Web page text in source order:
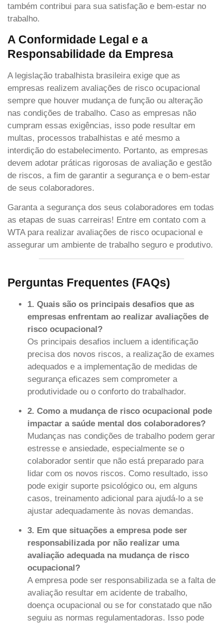
também contribui para sua satisfação e bem-estar no
trabalho.
A Conformidade Legal e a
Responsabilidade da Empresa
A legislação trabalhista brasileira exige que as
empresas realizem avaliações de risco ocupacional
sempre que houver mudança de função ou alteração
nas condições de trabalho. Caso as empresas não
cumpram essas exigências, isso pode resultar em
multas, processos trabalhistas e até mesmo a
interdição do estabelecimento. Portanto, as empresas
devem adotar práticas rigorosas de avaliação e gestão
de riscos, a fim de garantir a segurança e o bem-estar
de seus colaboradores.
Garanta a segurança dos seus colaboradores em todas
as etapas de suas carreiras! Entre em contato com a
WTA para realizar avaliações de risco ocupacional e
assegurar um ambiente de trabalho seguro e produtivo.
Perguntas Frequentes (FAQs)
1. Quais são os principais desafios que as
empresas enfrentam ao realizar avaliações de
risco ocupacional?
Os principais desafios incluem a identificação
precisa dos novos riscos, a realização de exames
adequados e a implementação de medidas de
segurança eficazes sem comprometer a
produtividade ou o conforto do trabalhador.
2. Como a mudança de risco ocupacional pode
impactar a saúde mental dos colaboradores?
Mudanças nas condições de trabalho podem gerar
estresse e ansiedade, especialmente se o
colaborador sentir que não está preparado para
lidar com os novos riscos. Como resultado, isso
pode exigir suporte psicológico ou, em alguns
casos, treinamento adicional para ajudá-lo a se
ajustar adequadamente às novas demandas.
3. Em que situações a empresa pode ser
responsabilizada por não realizar uma
avaliação adequada na mudança de risco
ocupacional?
A empresa pode ser responsabilizada se a falta de
avaliação resultar em acidente de trabalho,
doença ocupacional ou se for constatado que não
seguiu as normas regulamentadoras. Isso pode